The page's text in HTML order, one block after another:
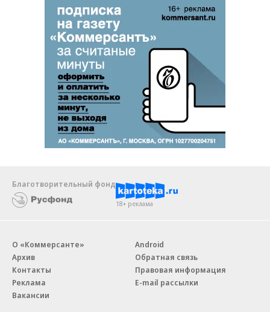
Благотворительный фонд
18+ реклама
О «Коммерсанте»
Архив
Контакты
Реклама
Вакансии
Android
Обратная связь
Правовая информация
E-mail рассылки